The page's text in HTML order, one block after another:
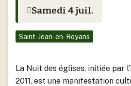
Culture locale et patrimoine
La Chapelle-en-Vercors –
Vos élus
Location de salles
( 12 sections )
Droits et démarches – service
Environnement, Déchets
Enfance et Jeunesse
Adolescence
Contact
Samedi 4 juil.
Saint-Jean-en-Royans
La Nuit des églises, initiée par
2011, est une manifestation